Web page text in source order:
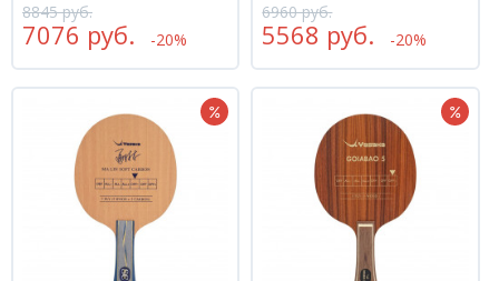
8845 руб.
7076 руб. -20%
6960 руб.
5568 руб. -20%